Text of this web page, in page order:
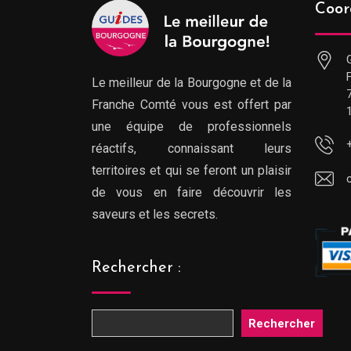
Le meilleur de la Bourgogne et de la
Franche Comté vous est offert par
une équipe de professionnels
réactifs, connaissant leurs
territoires et qui se feront un plaisir
de vous en faire découvrir les
saveurs et les secrets.
Rechercher :
Rechercher